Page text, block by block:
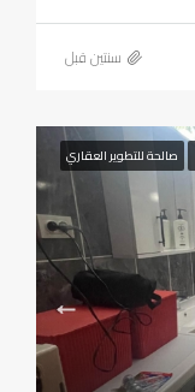
‏سنتين قبل
صالحة للتطوير العقاري